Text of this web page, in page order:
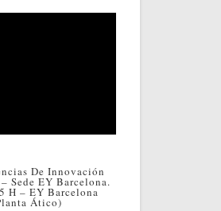
De Innovación
Sede EY Barcelona.
H – EY Barcelona
Ático)